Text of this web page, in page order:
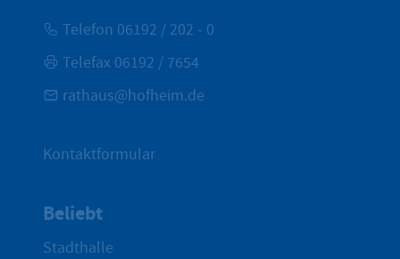
Telefon 06192 / 202 - 0
Telefax 06192 / 7654
rathaus@hofheim.de
Kontaktformular
Beliebt
Stadthalle